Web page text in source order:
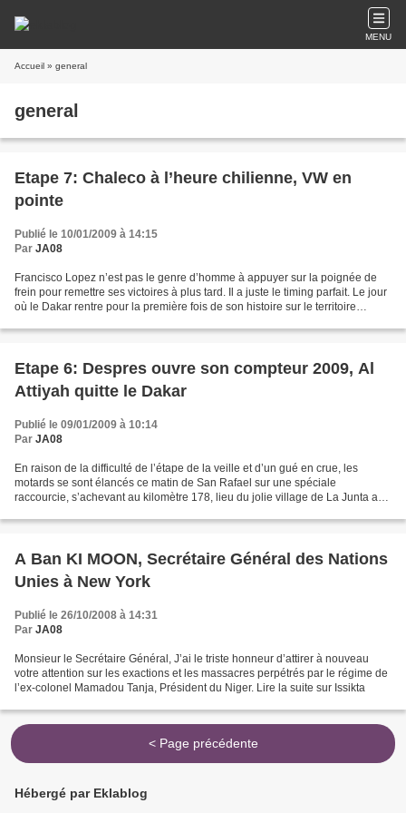
MENU
Accueil » general
general
Etape 7: Chaleco à l’heure chilienne, VW en
pointe
Publié le 10/01/2009 à 14:15
Par JA08
Francisco Lopez n’est pas le genre d’homme à appuyer sur la poignée de
frein pour remettre ses victoires à plus tard. Il a juste le timing parfait. Le jour
où le Dakar rentre pour la première fois de son histoire sur le territoire
Etape 6: Despres ouvre son compteur 2009, Al
Attiyah quitte le Dakar
Publié le 09/01/2009 à 10:14
Par JA08
En raison de la difficulté de l’étape de la veille et d’un gué en crue, les
motards se sont élancés ce matin de San Rafael sur une spéciale
raccourcie, s’achevant au kilomètre 178, lieu du jolie village de La Junta au
A Ban KI MOON, Secrétaire Général des Nations
Unies à New York
Publié le 26/10/2008 à 14:31
Par JA08
Monsieur le Secrétaire Général, J’ai le triste honneur d’attirer à nouveau
votre attention sur les exactions et les massacres perpétrés par le régime de
l’ex-colonel Mamadou Tanja, Président du Niger. Lire la suite sur Issikta
< Page précédente
Hébergé par Eklablog